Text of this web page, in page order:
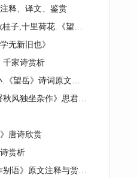
释、译文、鉴赏
重湖叠湖叠清嘉,有三秋桂子,十里荷花.《望海潮》诗词原文赏析|名句解读
无新旧也》
千家诗赏析
会当凌绝顶,一览众山小.《望岳》诗词原文赏析|名句解读
清·康有为《槟榔屿督署秋风独坐杂作》思君忧国
唐诗欣赏
赏析
《惜分飞·富阳僧舍代作别语》原文注释与赏析